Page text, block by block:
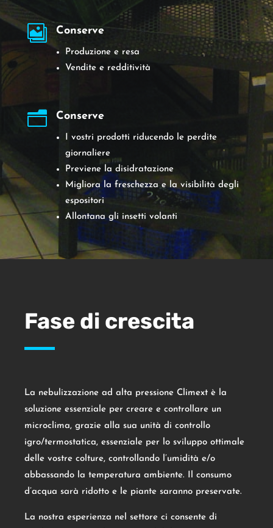
 Conserve
Produzione e resa
Vendite e redditività
n Conserve
I vostri prodotti riducendo le perdite
giornaliere
Previene la disidratazione
Migliora la freschezza e la visibilità degli
espositori
Allontana gli insetti volanti
Fase di crescita
La nebulizzazione ad alta pressione Climext è la
soluzione essenziale per creare e controllare un
microclima, grazie alla sua unità di controllo
igro/termostatica, essenziale per lo sviluppo ottimale
delle vostre colture, controllando l’umidità e/o
abbassando la temperatura ambiente. Il consumo
d’acqua sarà ridotto e le piante saranno preservate.
La nostra esperienza nel settore ci consente di